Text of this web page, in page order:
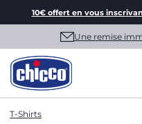
10€ offert en vous
Une remise
T-Shirts